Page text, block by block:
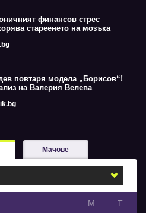
финансов стрес
стареенето на мозъка
повтаря модела „Борисов“!
на Валерия Велева
Мачове
М Т